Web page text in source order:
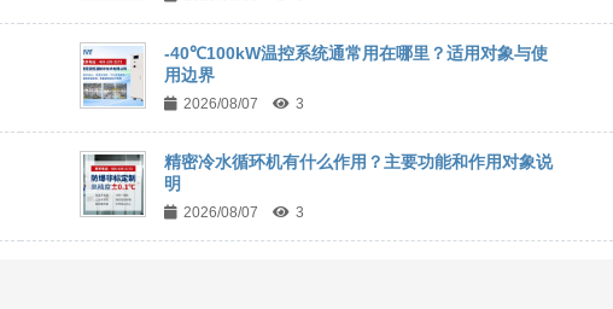
-40℃100kW温控系统通常用在哪里？适用对象与使
用边界
2026/08/07 3
精密冷水循环机有什么作用？主要功能和作用对象说
明
2026/08/07 3